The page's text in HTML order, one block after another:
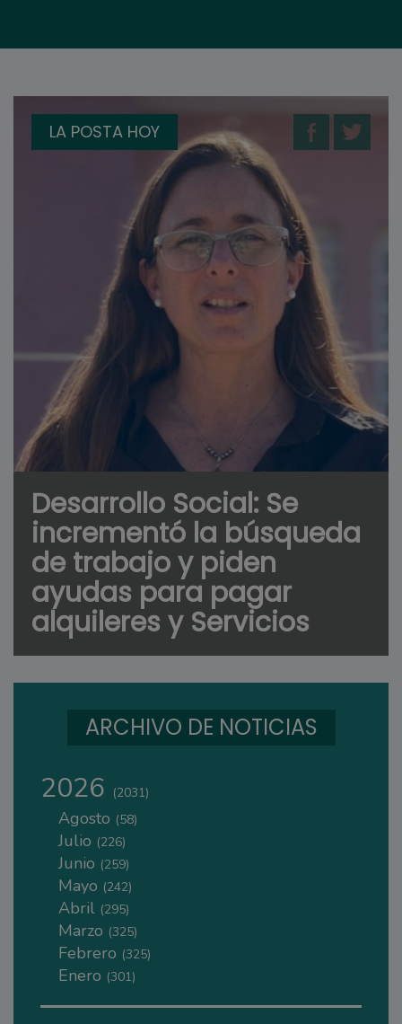
LA POSTA HOY
Desarrollo Social: Se
incrementó la búsqueda
de trabajo y piden
ayudas para pagar
alquileres y Servicios
ARCHIVO DE NOTICIAS
2026 (2031)
Agosto (58)
Julio (226)
Junio (259)
Mayo (242)
Abril (295)
Marzo (325)
Febrero (325)
Enero (301)